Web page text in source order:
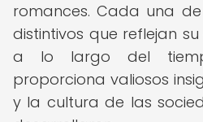
romances. Cada una
distintivos que reflejan
a lo largo del
proporciona valiosos
y la cultura de las